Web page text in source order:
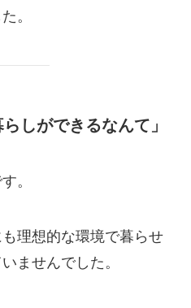
。
しができるなんて」
。
理想的な環境で暮らせ
ませんでした。